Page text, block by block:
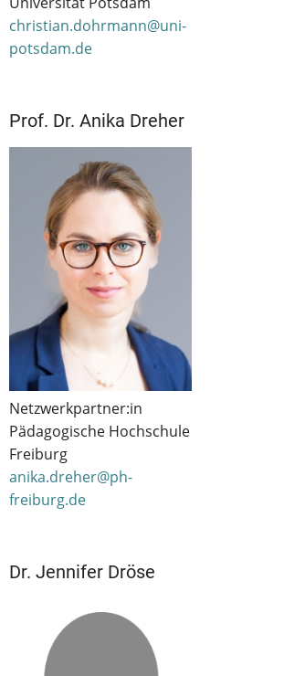
christian.dohrmann@uni-
potsdam.de
Prof. Dr. Anika Dreher
Netzwerkpartner:in
Pädagogische Hochschule
Freiburg
anika.dreher@ph-
freiburg.de
Dr. Jennifer Dröse